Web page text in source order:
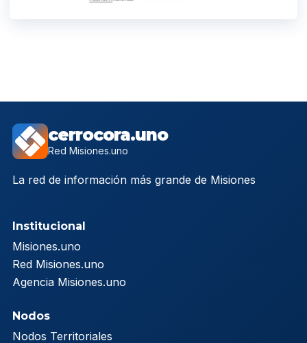
cerrocora.uno
Red Misiones.uno
La red de información más grande de Misiones
Institucional
Misiones.uno
Red Misiones.uno
Agencia Misiones.uno
Nodos
Nodos Territoriales